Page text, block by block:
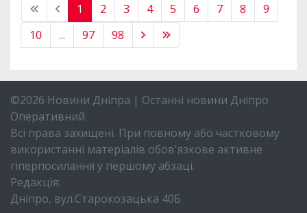
1 2 3 4 5 6 7 8
9
10
... 97 98
©2026 Новини Дніпра | Останні новини Дніпро
Оперативний
Всі права захищені. При повному або частковому
використанні матеріалів обов'язкове активне
гіперпосилання у першому абзаці.
Редакція:
Дніпро, вул.Старокозацька 40Б